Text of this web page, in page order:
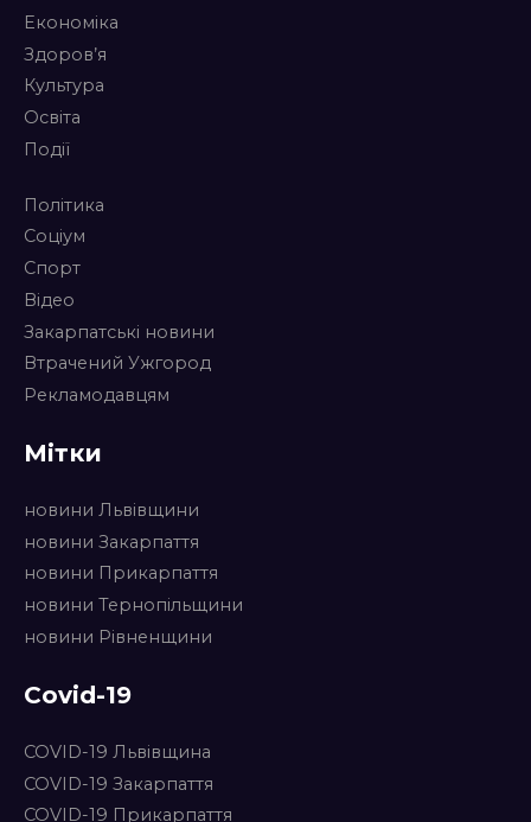
Економіка
Здоров’я
Культура
Освіта
Події
Політика
Соціум
Спорт
Відео
Закарпатські новини
Втрачений Ужгород
Рекламодавцям
Мітки
новини Львівщини
новини Закарпаття
новини Прикарпаття
новини Тернопільщини
новини Рівненщини
Covid-19
COVID-19 Львівщина
COVID-19 Закарпаття
COVID-19 Прикарпаття